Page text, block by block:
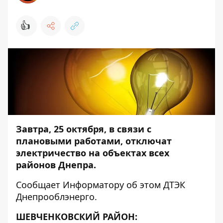
👍
Завтра, 25 октября, в связи с
плановыми работами, отключат
электричество на объектах всех
районов Днепра.
Сообщает Информатору об этом ДТЭК
Днепрооблэнерго.
ШЕВЧЕНКОВСКИЙ РАЙОН: